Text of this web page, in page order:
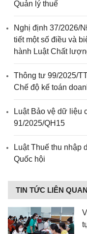
Quản lý thuế
Nghị định 37/2026/
tiết một số điều và
hành Luật Chất
Thông tư 99/2025/
Chế độ kế toán
Luật Bảo vệ dữ liệu
91/2025/QH15
Luật Thuế thu nhập
Quốc hội
TIN TỨC LIÊN QUAN